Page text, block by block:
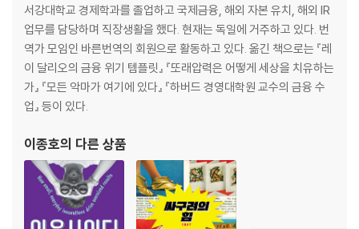
서강대학교 경제학과를 졸업하고 국제금융, 해외 자본 유치, 해외 IR
업무를 담당하며 직장생활을 했다. 현재는 독일에 거주하고 있다. 번
역가 모임인 바른번역의 회원으로 활동하고 있다. 옮긴 책으로는 『레
이 달리오의 금융 위기 템플릿』 『또래압력은 어떻게 세상을 치유하는
가』 『모든 악마가 여기에 있다』 『하버드 경영대학원 교수의 금융 수
업』 등이 있다.
이종호의 다른 상품